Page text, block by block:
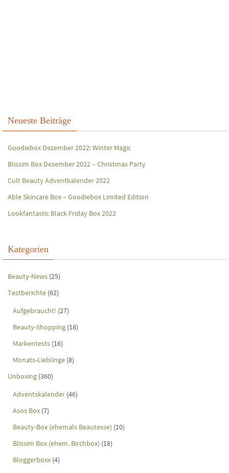
Neueste Beiträge
Goodiebox Dezember 2022: Winter Magic
Blissim Box Dezember 2022 – Christmas Party
Cult Beauty Adventkalender 2022
Able Skincare Box – Goodiebox Limited Edition
Lookfantastic Black Friday Box 2022
Kategorien
Beauty-News (25)
Testberichte (62)
Aufgebraucht! (27)
Beauty-Shopping (18)
Markentests (16)
Monats-Lieblinge (8)
Unboxing (360)
Adventskalender (46)
Asos Box (7)
Beauty-Box (ehemals Beautesse) (10)
Blissim Box (ehem. Birchbox) (18)
Bloggerboxx (4)